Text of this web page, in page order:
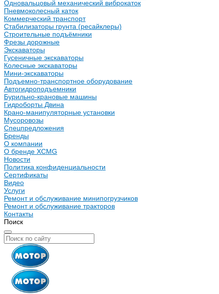
Одновальцовый механический виброкаток
Пневмоколесный каток
Коммерческий транспорт
Стабилизаторы грунта (ресайклеры)
Строительные подъёмники
Фрезы дорожные
Экскаваторы
Гусеничные экскаваторы
Колесные экскаваторы
Мини-экскаваторы
Подъемно-транспортное оборудование
Автогидроподъемники
Бурильно-крановые машины
Гидроборты Двина
Крано-манипуляторные установки
Мусоровозы
Спецпредложения
Бренды
О компании
О бренде XCMG
Новости
Политика конфиденциальности
Сертификаты
Видео
Услуги
Ремонт и обслуживание минипогрузчиков
Ремонт и обслуживание тракторов
Контакты
Поиск